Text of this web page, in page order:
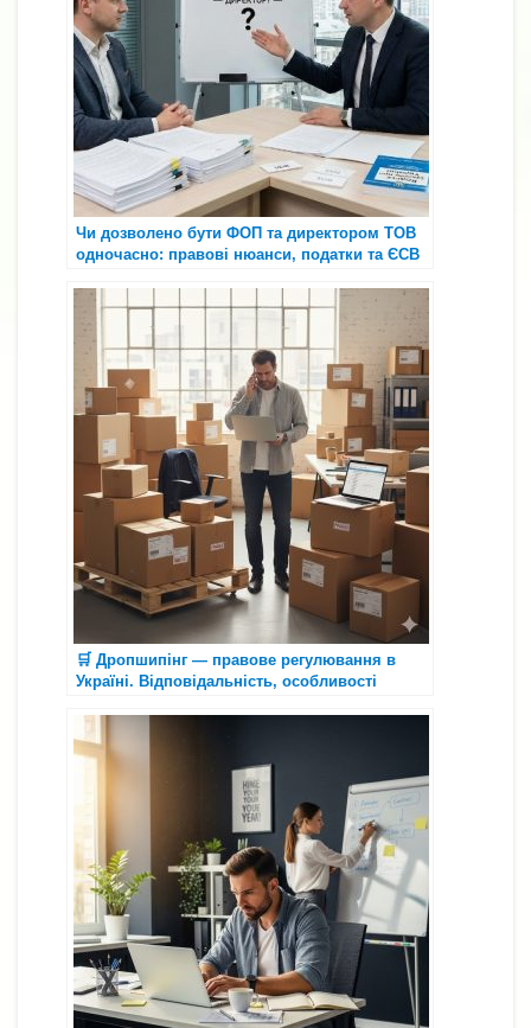
Чи дозволено бути ФОП та директором ТОВ
одночасно: правові нюанси, податки та ЄСВ
🛒 Дропшипінг — правове регулювання в
Україні. Відповідальність, особливості